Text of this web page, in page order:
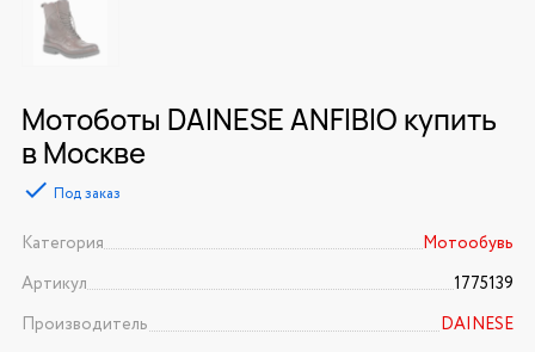
Мотоботы DAINESE ANFIBIO купить
в Москве
Под заказ
Категория
Мотообувь
Артикул
1775139
Производитель
DAINESE